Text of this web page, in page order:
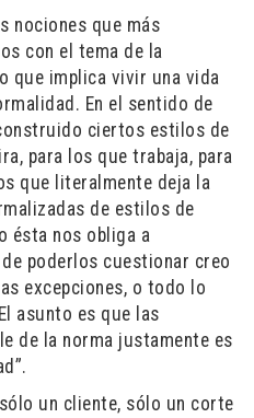
nociones que más
con el tema de la
que implica vivir una vida
En el sentido de
ciertos estilos de
para los que trabaja, para
que literalmente deja la
de estilos de
ésta nos obliga a
poderlos cuestionar creo
excepciones, o todo lo
asunto es que las
de la norma justamente es
un cliente, sólo un corte